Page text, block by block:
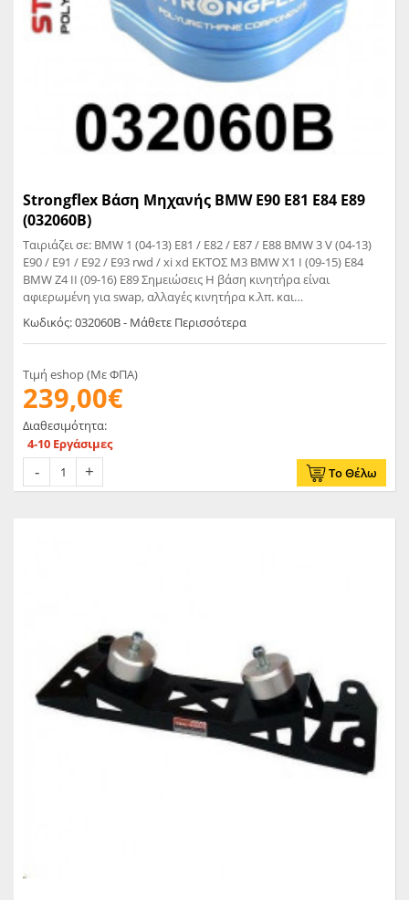
Strongflex Βάση Μηχανής BMW E90 E81 E84 E89
(032060B)
Ταιριάζει σε: BMW 1 (04-13) E81 / E82 / E87 / E88 BMW 3 V (04-13)
E90 / E91 / E92 / E93 rwd / xi xd ΕΚΤΟΣ M3 BMW X1 I (09-15) E84
BMW Z4 II (09-16) E89 Σημειώσεις Η βάση κινητήρα είναι
αφιερωμένη για swap, αλλαγές κινητήρα κ.λπ. και
χρησιμοποιείται κυρίως σε motorsport (drifting, 1/4 mile κ.ά.). Το
εξάρτημα δεν είναι αντίστοιχο με τα εργοστασιακά λαστιχένια
μέρη. Η βάση μεταφέρει δονήσεις στο αμάξωμα. Η βάση κινητήρα
Κωδικός: 032060B - Μάθετε Περισσότερα
Τιμή eshop (Με ΦΠΑ)
239,00€
Διαθεσιμότητα:
4-10 Εργάσιμες
Το Θέλω